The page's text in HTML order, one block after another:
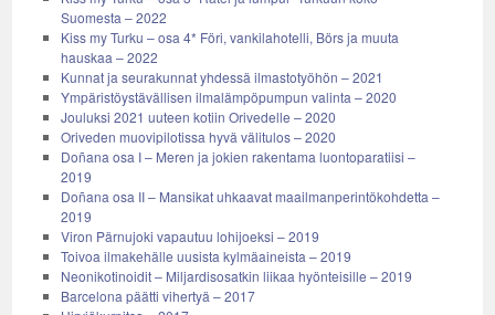
Suomesta – 2022
Kiss my Turku – osa 4* Föri, vankilahotelli, Börs ja muuta
hauskaa – 2022
Kunnat ja seurakunnat yhdessä ilmastotyöhön – 2021
Ympäristöystävällisen ilmalämpöpumpun valinta – 2020
Jouluksi 2021 uuteen kotiin Orivedelle – 2020
Oriveden muovipilotissa hyvä välitulos – 2020
Doñana osa I – Meren ja jokien rakentama luontoparatiisi –
2019
Doñana osa II – Mansikat uhkaavat maailmanperintökohdetta –
2019
Viron Pärnujoki vapautuu lohijoeksi – 2019
Toivoa ilmakehälle uusista kylmäaineista – 2019
Neonikotinoidit – Miljardisosatkin liikaa hyönteisille – 2019
Barcelona päätti vihertyä – 2017